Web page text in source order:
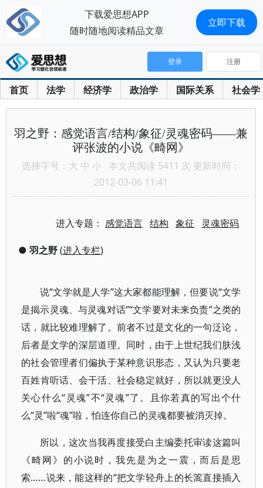
首页 法学 经济学 政治学 国际关系 社会学
登录 注册
羽之野：感觉语言/结构/象征/灵魂密码——兼
评张波的小说《畸网》
选择字号： 大 中 小 本文共阅读 5411 次 更新时间：
2012-03-06 11:41
进入专题：感觉语言 结构 象征 灵魂密码
● 羽之野(进入专栏)
说“文学就是人学”这大家都能理解，但要说“文学
是揭示灵魂、与灵魂对话”“文学要对未来负责”之类的
话，就比较难理解了。前者不过是文化的一句泛论，
后者是文学的深层道理。同时，由于上世纪我们肤浅
的社会管理者们偏执于某种意识形态，又认为只要老
百姓肯听话、会干活、社会稳定就好，所以就更没人
关心什么“灵魂”不“灵魂”了。且你若真的写出个什
么“灵”啦“魂”啦，怕连你自己的灵魂都要被消灭掉。
所以，这次当我再度接受白主编委托审读这篇叫
《畸网》的小说时，我先是为之一震，而后是思
索……说来，能这样的“把文学轻舟上的长篙直接插入
下载爱思想APP
随时随地阅读精品文章
立即下载